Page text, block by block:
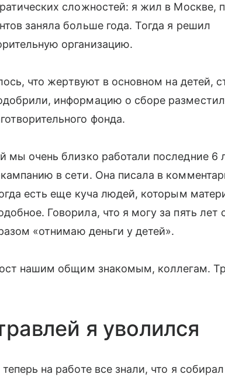
сложностей: я жил в Москве,
заняла больше года. Тогда я решил
организацию.
что жертвуют в основном на детей,
информацию о сборе
фонда.
мы очень близко работали последние 6
в сети. Она писала в
есть еще куча людей, которым
Говорила, что я могу за пять лет
«отнимаю деньги у детей».
нашим общим знакомым, коллегам.
я уволился
на работе все знали, что я собирал